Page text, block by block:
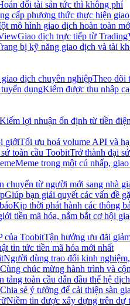
đổi tài sản tức thì không phí
cấp phương thức thực hiện
mô hình giao dịch hoàn toàn
Giao dịch trực tiếp từ
bị kỹ năng giao dịch và tài
dịch chuyên nghiệpTheo dõi
dụngKiếm được thu nhập
Kiếm lợi nhuận ổn định từ tiền
giớiTối ưu hoá volume API và
toàn cầu ToobitTrở thành đại
Meme trong một cú nhấp,
chuyển từ người mới sang nhà
Giúp bạn giải quyết các vấn đề
Kịp thời phát hành các thông
tiền mã hóa, nắm bắt cơ hội
của ToobitTận hưởng ưu đãi
tin tức tiền mã hóa mới nhất
Người dùng trao đổi kinh
Cùng chúc mừng hành trình và
tảng toàn cầu dẫn đầu thế hệ
Chia sẻ ý tưởng để cải thiện sàn
Niềm tin được xây dựng trên dự